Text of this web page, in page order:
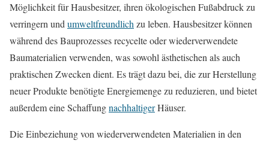
Möglichkeit für Hausbesitzer, ihren ökologischen Fußabdruck zu
verringern undumweltfreundlichzu leben. Hausbesitzer können
während des Bauprozesses recycelte oder wiederverwendete
Baumaterialien verwenden, was sowohl ästhetischen als auch
praktischen Zwecken dient. Es trägt dazu bei, die zur Herstellung
neuer Produkte benötigte Energiemenge zu reduzieren, und bietet
außerdem eine SchaffungnachhaltigerHäuser.
Die Einbeziehung von wiederverwendeten Materialien in den